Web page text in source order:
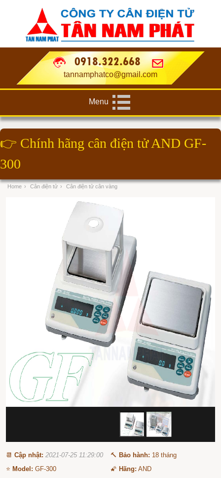
0918.322.668
tannamphatco@gmail.com
Menu
👉 Chính hãng cân điện tử AND GF-
300
Home › Cân điện tử › Cân điện tử cân vàng
📆Cập nhật: 2021-07-25 11:29:00 🔨 Bảo hành: 18 tháng
⭐ Model: GF-300 🌠 Hãng: AND